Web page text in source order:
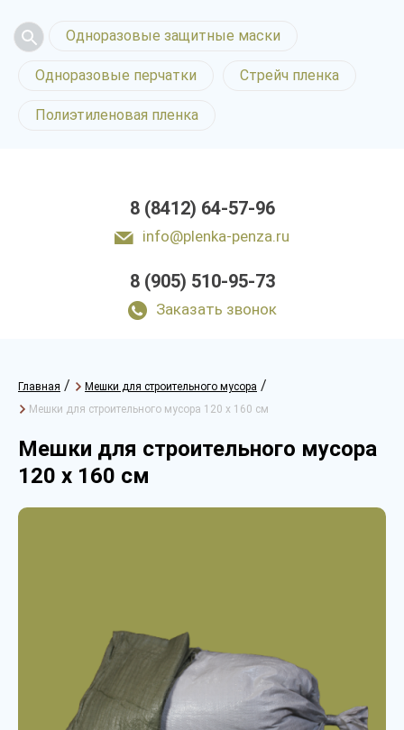
Одноразовые защитные маски
Одноразовые перчатки Стрейч пленка
Полиэтиленовая пленка
8 (8412) 64-57-96
info@plenka-penza.ru
8 (905) 510-95-73
Заказать звонок
Главная / Мешки для строительного мусора /
Мешки для строительного мусора 120 х 160 см
Мешки для строительного мусора
120 х 160 см